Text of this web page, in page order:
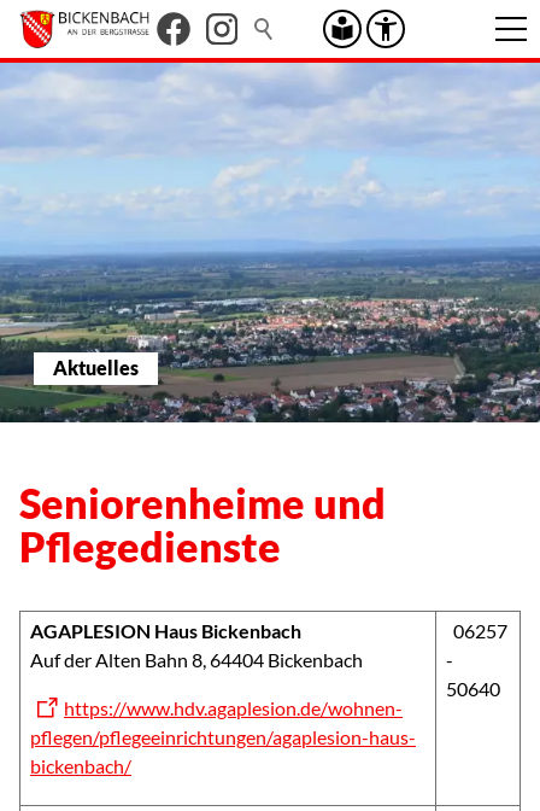
Aktuelles
Seniorenheime und
Pflegedienste
AGAPLESION Haus Bickenbach
Auf der Alten Bahn 8, 64404 Bickenbach
https://www.hdv.agaplesion.de/wohnen-
pflegen/pflegeeinrichtungen/agaplesion-haus-
bickenbach/
06257
-
50640